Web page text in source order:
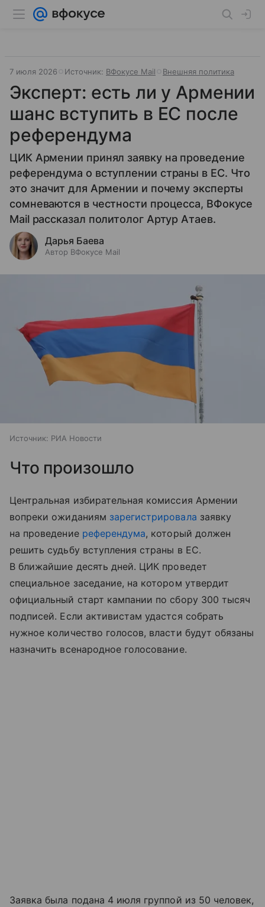
7 июля 2026 Источник: ВФокусе Mail Внешняя политика
Эксперт: есть ли у Армении
шанс вступить в ЕС после
референдума
ЦИК Армении принял заявку на проведение
референдума о вступлении страны в ЕС. Что
это значит для Армении и почему эксперты
сомневаются в честности процесса, ВФокусе
Mail рассказал политолог Артур Атаев.
Дарья Баева
Автор ВФокусе Mail
Источник: РИА Новости
Что произошло
Центральная избирательная комиссия Армении
вопреки ожиданиям зарегистрировала заявку
на проведение референдума, который должен
решить судьбу вступления страны в ЕС.
В ближайшие десять дней. ЦИК проведет
специальное заседание, на котором утвердит
официальный старт кампании по сбору 300 тысяч
подписей. Если активистам удастся собрать
нужное количество голосов, власти будут обязаны
назначить всенародное голосование.
Заявка была подана 4 июля группой из 50 человек,